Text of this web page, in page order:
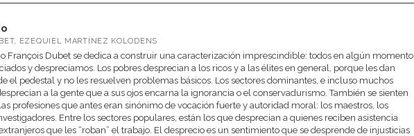
EZEQUIEL MARTÍNEZ KOLODENS
François Dubet se dedica a construir una caracterización imprescindible: todos en algún momento
y despreciamos. Los pobres desprecian a los ricos y a las élites en general, porque les dan
el pedestal y no les resuelven problemas básicos. Los sectores dominantes, e incluso muchos
a la gente que a sus ojos encarna la ignorancia o el conservadurismo. También se sienten
profesiones que antes eran sinónimo de vocación fuerte y autoridad moral: los maestros, los
Entre los sectores populares, están los que desprecian a quienes reciben asistencia
que les “roban” el trabajo. El desprecio es un sentimiento que se desprende de injusticias